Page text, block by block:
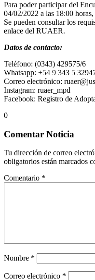
Para poder participar del
04/02/2022 a las 18:00
Se pueden consultar los
enlace del RUAER.
Datos de contacto:
Teléfono: (0343) 429575/6
Whatsapp: +54 9 343 5
Correo electrónico:
Instagram: ruaer_mpd
Facebook: Registro de
0
Comentar Noticia
Tu dirección de correo
obligatorios están marcados
Comentario *
Nombre *
Correo electrónico *